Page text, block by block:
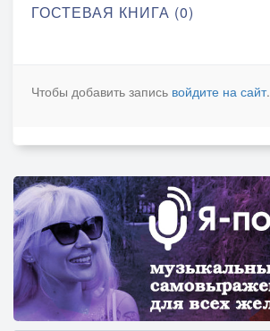
ГОСТЕВАЯ КНИГА (0)
Чтобы добавить запись войдите на сайт.